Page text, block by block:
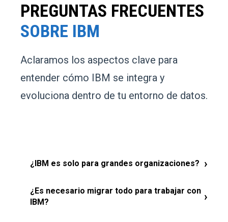
¿IBM es solo para grandes organizaciones? ›
permitiendo evolucionar entornos de datos de forma
¿Es necesario migrar todo para trabajar con
IBM?
›
PREGUNTAS FRECUENTES
SOBRE IBM
Aclaramos los aspectos clave para
entender cómo IBM se integra y
evoluciona dentro de tu entorno de datos.